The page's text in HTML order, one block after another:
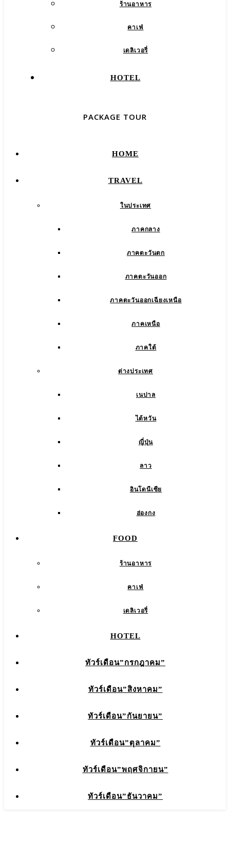
ร้านอาหาร
คาเฟ่
เดลิเวอรี่
HOTEL
PACKAGE TOUR
HOME
TRAVEL
ในประเทศ
ภาคกลาง
ภาคตะวันตก
ภาคตะวันออก
ภาคตะวันออกเฉียงเหนือ
ภาคเหนือ
ภาคใต้
ต่างประเทศ
เนปาล
ไต้หวัน
ญี่ปุ่น
ลาว
อินโดนีเซีย
ฮ่องกง
FOOD
ร้านอาหาร
คาเฟ่
เดลิเวอรี่
HOTEL
ทัวร์เดือน”กรกฎาคม”
ทัวร์เดือน”สิงหาคม”
ทัวร์เดือน”กันยายน”
ทัวร์เดือน”ตุลาคม”
ทัวร์เดือน”พฤศจิกายน”
ทัวร์เดือน”ธันวาคม”